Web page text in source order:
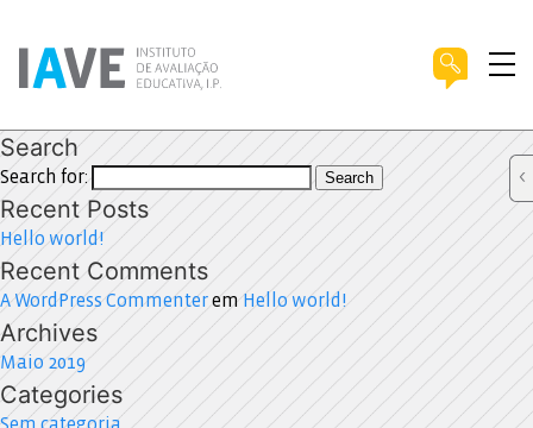
Search
Search for: Search
Recent Posts
Hello world!
Recent Comments
A WordPress Commenterem Hello world!
Archives
Maio 2019
Categories